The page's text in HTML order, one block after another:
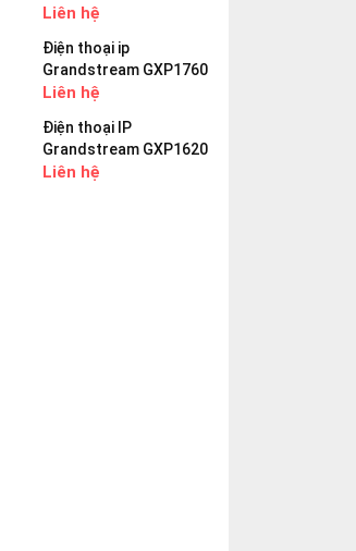
Liên hệ
Điện thoại ip
Grandstream GXP1760
Liên hệ
Điện thoại IP
Grandstream GXP1620
Liên hệ